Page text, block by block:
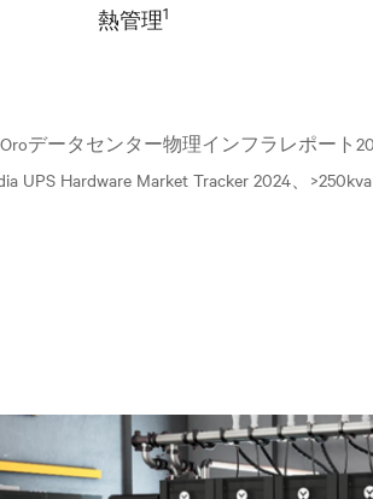
熱管理1
データセンター物理インフラレポート
UPS Hardware Market Tracker 2024、>250kva